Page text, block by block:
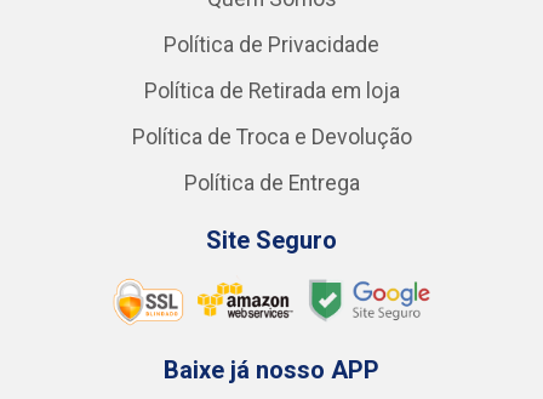
Política de Privacidade
Política de Retirada em loja
Política de Troca e Devolução
Política de Entrega
Site Seguro
Baixe já nosso APP